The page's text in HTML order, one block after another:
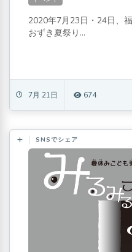
2020年7月23日・24日、
おずき夏祭り...
7月 21日 674
SNSでシェア